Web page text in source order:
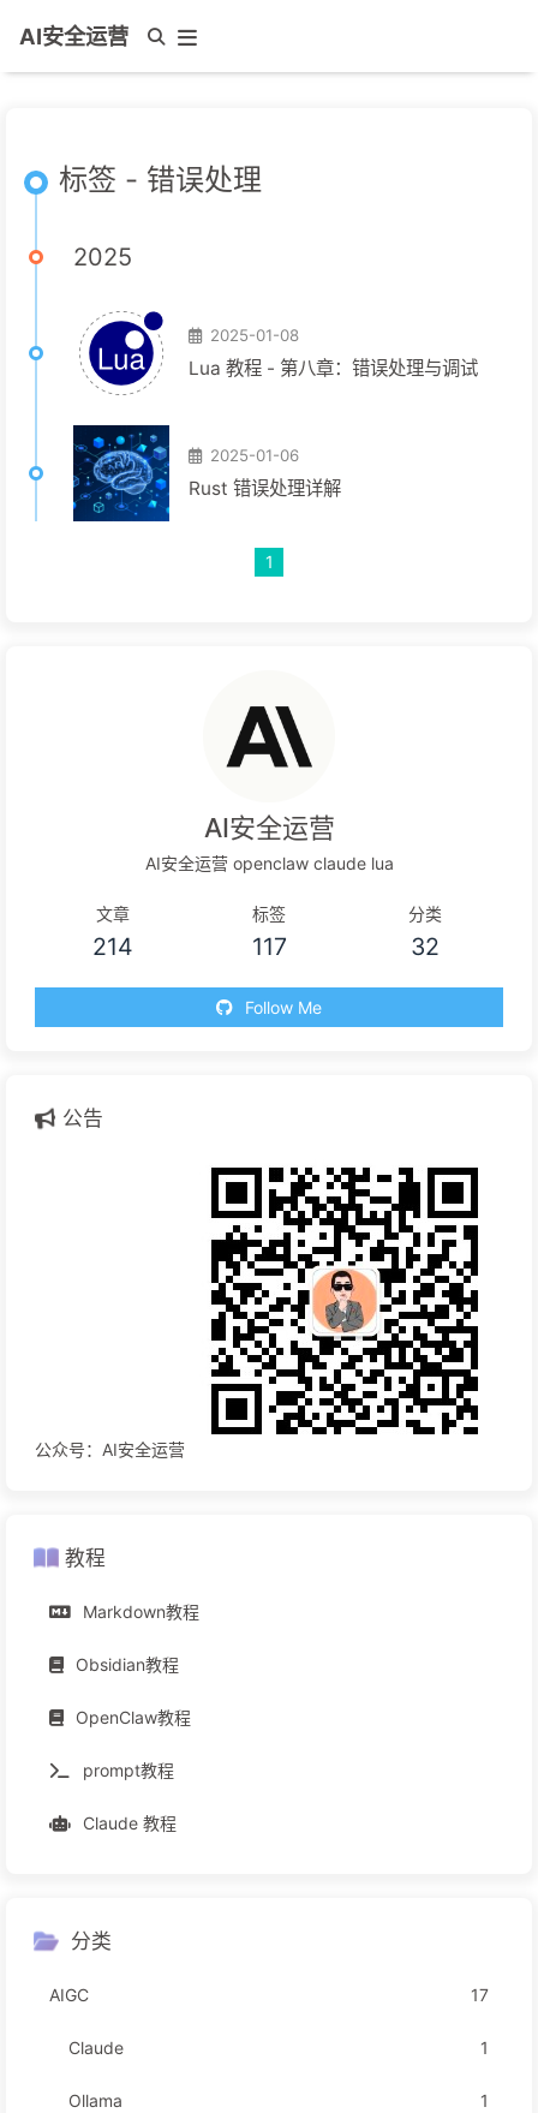
AI安全运营
标签 - 错误处理
2025
2025-01-08
Lua 教程 - 第八章：错误处理与调试
2025-01-06
Rust 错误处理详解
1
AI安全运营
AI安全运营 openclaw claude lua
文章
214
标签
117
分类
32
Follow Me
公告
公众号：AI安全运营
教程
Markdown教程
Obsidian教程
OpenClaw教程
prompt教程
Claude 教程
分类
AIGC 17
Claude 1
Ollama 1